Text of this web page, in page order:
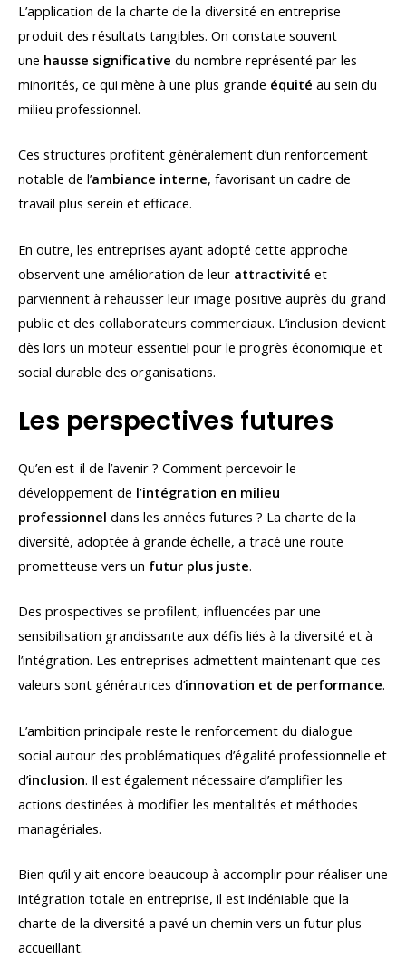
L’application de la charte de la diversité en entreprise
produit des résultats tangibles. On constate souvent
une hausse significative du nombre représenté par les
minorités, ce qui mène à une plus grande équité au sein du
milieu professionnel.
Ces structures profitent généralement d’un renforcement
notable de l’ambiance interne, favorisant un cadre de
travail plus serein et efficace.
En outre, les entreprises ayant adopté cette approche
observent une amélioration de leur attractivité et
parviennent à rehausser leur image positive auprès du grand
public et des collaborateurs commerciaux. L’inclusion devient
dès lors un moteur essentiel pour le progrès économique et
social durable des organisations.
Les perspectives futures
Qu’en est-il de l’avenir ? Comment percevoir le
développement de l’intégration en milieu
professionnel dans les années futures ? La charte de la
diversité, adoptée à grande échelle, a tracé une route
prometteuse vers un futur plus juste.
Des prospectives se profilent, influencées par une
sensibilisation grandissante aux défis liés à la diversité et à
l’intégration. Les entreprises admettent maintenant que ces
valeurs sont génératrices d’innovation et de performance.
L’ambition principale reste le renforcement du dialogue
social autour des problématiques d’égalité professionnelle et
d’inclusion. Il est également nécessaire d’amplifier les
actions destinées à modifier les mentalités et méthodes
managériales.
Bien qu’il y ait encore beaucoup à accomplir pour réaliser une
intégration totale en entreprise, il est indéniable que la
charte de la diversité a pavé un chemin vers un futur plus
accueillant.